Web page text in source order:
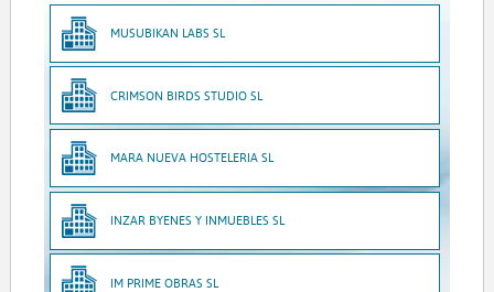
MUSUBIKAN LABS SL
CRIMSON BIRDS STUDIO SL
MARA NUEVA HOSTELERIA SL
INZAR BYENES Y INMUEBLES SL
IM PRIME OBRAS SL